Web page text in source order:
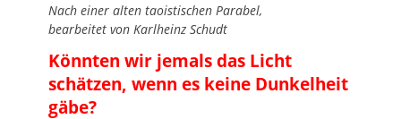
Nach einer alten taoistischen Parabel,
bearbeitet von Karlheinz Schudt
Könnten wir jemals das Licht
schätzen, wenn es keine Dunkelheit
gäbe?